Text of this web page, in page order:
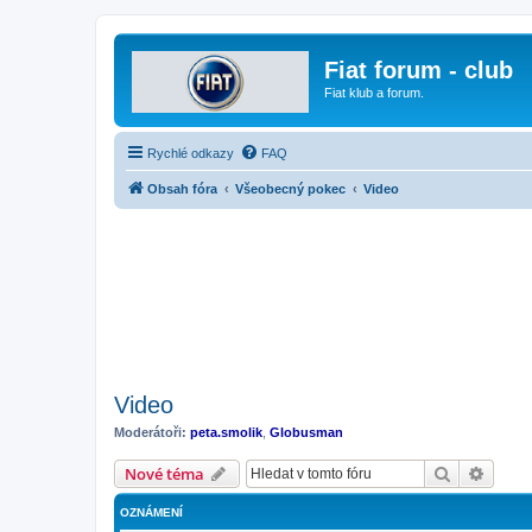
Fiat forum - club
Fiat klub a forum.
Rychlé odkazy FAQ
Obsah fóra Všeobecný pokec Video
Video
Moderátoři: peta.smolik Globusman
Nové téma Hledat
OZNÁMENÍ